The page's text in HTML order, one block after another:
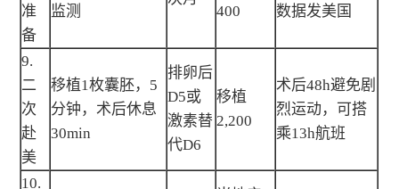
准
备
监测 400 数据发美国
9.
二
次
赴
美
移植1枚囊胚，5
分钟，术后休息
30min
排卵后
D5或
激素替
代D6
移植
2,200
术后48h避免剧
烈运动，可搭
乘13h航班
10.